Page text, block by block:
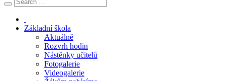
Základní škola
Aktuálně
Rozvrh hodin
Nástěnky učitelů
Fotogalerie
Videogalerie